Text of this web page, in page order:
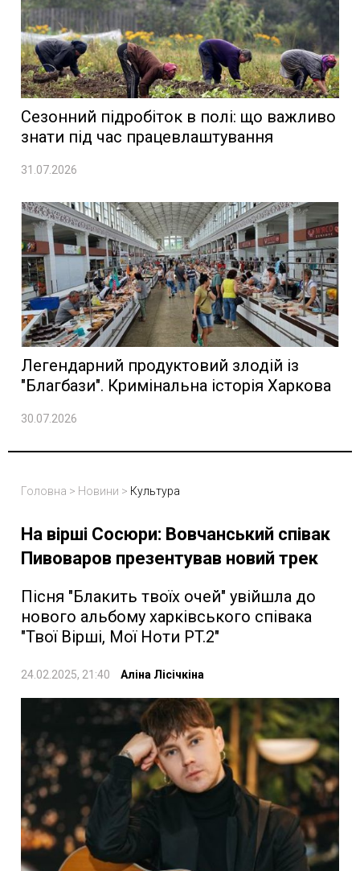
Сезонний підробіток в полі: що важливо
знати під час працевлаштування
31.07.2026
Легендарний продуктовий злодій із
"Благбази". Кримінальна історія Харкова
30.07.2026
Головна > Новини > Культура
На вірші Сосюри: Вовчанський співак
Пивоваров презентував новий трек
Пісня "Блакить твоїх очей" увійшла до
нового альбому харківського співака
"Твої Вірші, Мої Ноти PT.2"
24.02.2025, 21:40 Аліна Лісічкіна